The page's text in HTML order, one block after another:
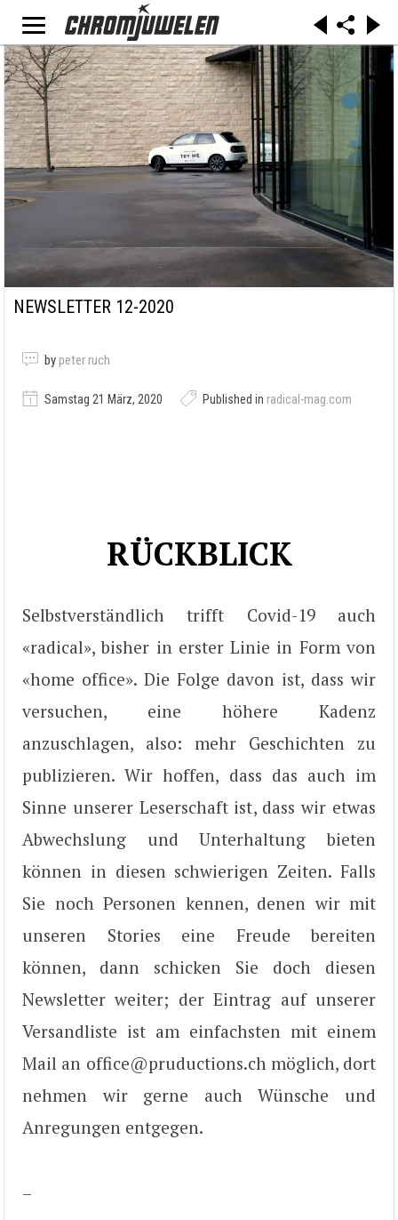
NEWSLETTER 12-2020
by peter ruch
Samstag 21 März, 2020 Published in radical-mag.com
RÜCKBLICK
Selbstverständlich trifft Covid-19 auch
«radical», bisher in erster Linie in Form von
«home office». Die Folge davon ist, dass wir
versuchen, eine höhere Kadenz
anzuschlagen, also: mehr Geschichten zu
publizieren. Wir hoffen, dass das auch im
Sinne unserer Leserschaft ist, dass wir etwas
Abwechslung und Unterhaltung bieten
können in diesen schwierigen Zeiten. Falls
Sie noch Personen kennen, denen wir mit
unseren Stories eine Freude bereiten
können, dann schicken Sie doch diesen
Newsletter weiter; der Eintrag auf unserer
Versandliste ist am einfachsten mit einem
Mail an office@pruductions.ch möglich, dort
nehmen wir gerne auch Wünsche und
Anregungen entgegen.
–